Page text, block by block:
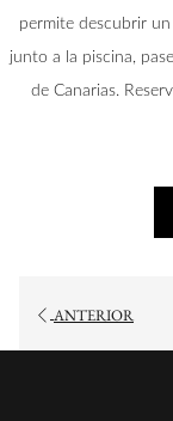
permite descubrir
junto a la piscina,
de Canarias.
ANTERIOR